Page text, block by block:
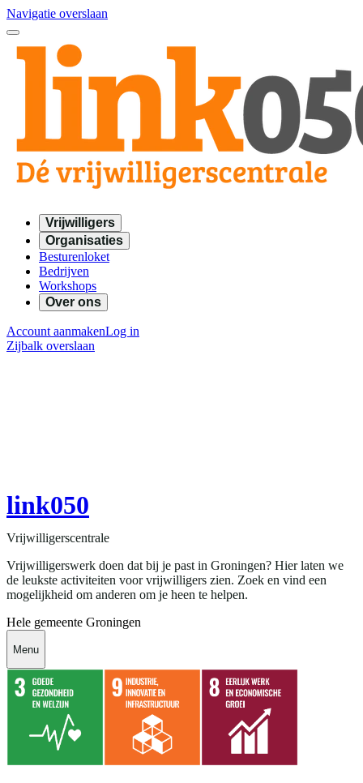
Navigatie overslaan
Vrijwilligers
Organisaties
Besturenloket
Bedrijven
Workshops
Over ons
Account aanmakenLog in
Zijbalk overslaan
link050
Vrijwilligerscentrale
Vrijwilligerswerk doen dat bij je past in Groningen? Hier laten we
de leukste activiteiten voor vrijwilligers zien. Zoek en vind een
mogelijkheid om anderen om je heen te helpen.
Hele gemeente Groningen
Menu